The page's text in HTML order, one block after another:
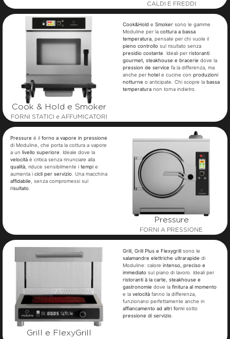
CALDI E FREDDI
Cook & Hold e Smoker
FORNI STATICI e AFFUMICATORI
Cook&Hold e Smoker sono le gamme
Moduline per la cottura a bassa
temperatura , pensate per chi vuole il
pieno controllo sul risultato senza
presidio costante . Ideali per ristoranti
gourmet, steakhouse e bracerie dove la
pression de service fa la differenza, ma
anche per hotel e cucine con produzioni
notturne o anticipate. Chi scopre la bassa
temperatura non torna indietro.
Pressure è il forno a vapore in pressione
di Moduline, che porta la cottura a vapore
a un livello superiore . Ideale dove la
velocità è critica senza rinunciare alla
qualità , riduce sensibilmente i tempi e
aumenta i cicli per servizio . Una macchina
affidabile , senza compromessi sul
risultato
Pressure
FORNI A PRESSIONE
Grill e FlexyGrill
Grill, Grill Plus e Flexygrill sono le
salamandre elettriche ultrarapide di
Moduline: calore intenso, preciso e
immediato sul piano di lavoro. Ideali per
ristoranti à la carte, steakhouse e
gastronomie dove la finitura al momento
e la velocità fanno la differenza,
funzionano perfettamente anche in
affiancamento ad altri forni sotto
pressione di servizio